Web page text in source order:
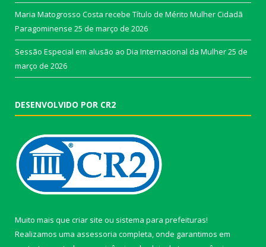
Maria Matogrosso Costa recebe Título de Mérito Mulher Cidadã
Paragominense 25 de março de 2026
Sessão Especial em alusão ao Dia Internacional da Mulher25 de
março de 2026
DESENVOLVIDO POR CR2
Muito mais que criar site ou sistema para prefeituras!
Realizamos uma assessoria completa, onde garantimos em